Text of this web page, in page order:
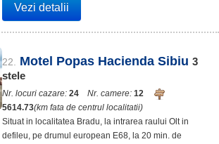
Vezi detalii
22. Motel Popas Hacienda Sibiu 3
stele
Nr. locuri cazare: 24 Nr. camere: 12
5614.73(km fata de centrul localitatii)
Situat in localitatea Bradu, la intrarea raului Olt in
defileu, pe drumul european E68, la 20 min. de